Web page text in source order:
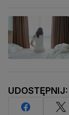
UDOSTĘPNIJ: